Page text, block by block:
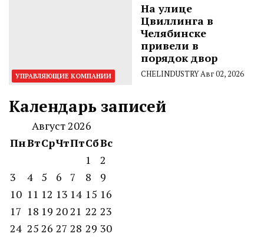
УПРАВЛЯЮЩИЕ КОМПАНИИ
На улице
Цвиллинга в
Челябинске
привели в
порядок двор
CHELINDUSTRYАвг 02, 2026
Календарь записей
Август 2026
ПнВтСрЧтПтСбВс
1
2
3
4 5 6 7 8
9
10 11 12 13 14 15 16
17 18 19 2021 22 23
24 25 26 27 28 29 30